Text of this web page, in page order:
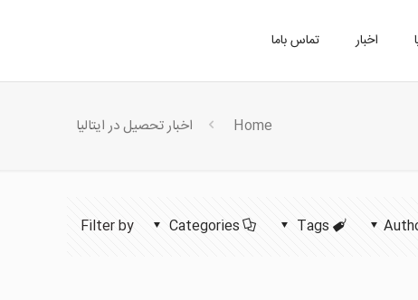
اخبار تماس باما
Home اخبار تحصیل در ایتالیا
Filter by Categories Tags